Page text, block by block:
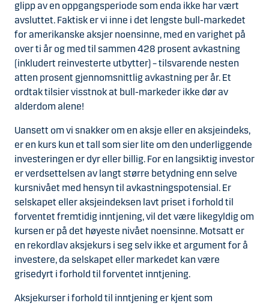
glipp av en oppgangsperiode som enda ikke har vært
avsluttet. Faktisk er vi inne i det lengste bull-markedet
for amerikanske aksjer noensinne, med en varighet på
over ti år og med til sammen 428 prosent avkastning
(inkludert reinvesterte utbytter) – tilsvarende nesten
atten prosent gjennomsnittlig avkastning per år. Et
ordtak tilsier visstnok at bull-markeder ikke dør av
alderdom alene!
Uansett om vi snakker om en aksje eller en aksjeindeks,
er en kurs kun et tall som sier lite om den underliggende
investeringen er dyr eller billig. For en langsiktig investor
er verdsettelsen av langt større betydning enn selve
kursnivået med hensyn til avkastningspotensial. Er
selskapet eller aksjeindeksen lavt priset i forhold til
forventet fremtidig inntjening, vil det være likegyldig om
kursen er på det høyeste nivået noensinne. Motsatt er
en rekordlav aksjekurs i seg selv ikke et argument for å
investere, da selskapet eller markedet kan være
grisedyrt i forhold til forventet inntjening.
Aksjekurser i forhold til inntjening er kjent som